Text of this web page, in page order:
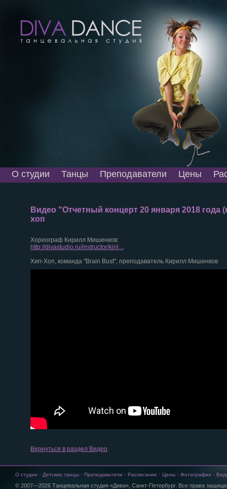
О студии Танцы Преподаватели Цены
Видео "Отчетный концерт 20 января 2018
хоп
Хореограф Кирилл Мишенков:
http://divastudio.ru/instructor/kiril...
Хип-Хоп, команда "Brain Bust", преподаватель Кирилл Мишенков
Вернуться в раздел Видео
О студии · Детские танцы · Преподаватели · Расписание · Цены · Фотографии ·
© 2007—2026 Танцевальная студия «Дива», Санкт-Петербург. Все права